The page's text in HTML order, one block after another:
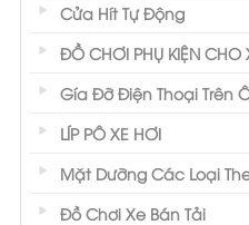
Cửa Hít Tự Động
ĐỒ CHƠI PHỤ KIỆN CHO
Gía Đỡ Điện Thoại Trên
LÍP PÔ XE HƠI
Mặt Dưỡng Các Loại
Đồ Chơi Xe Bán Tải